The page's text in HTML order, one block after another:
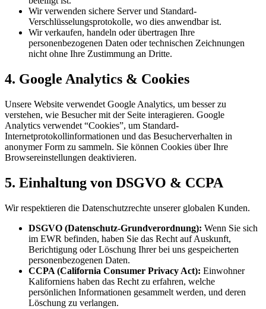
Wir verwenden sichere Server und Standard-
Verschlüsselungsprotokolle, wo dies anwendbar ist.
Wir verkaufen, handeln oder übertragen Ihre
personenbezogenen Daten oder technischen Zeichnungen
nicht ohne Ihre Zustimmung an Dritte.
4. Google Analytics & Cookies
Unsere Website verwendet Google Analytics, um besser zu
verstehen, wie Besucher mit der Seite interagieren. Google
Analytics verwendet “Cookies”, um Standard-
Internetprotokollinformationen und das Besucherverhalten in
anonymer Form zu sammeln. Sie können Cookies über Ihre
Browsereinstellungen deaktivieren.
5. Einhaltung von DSGVO & CCPA
Wir respektieren die Datenschutzrechte unserer globalen Kunden.
DSGVO (Datenschutz-Grundverordnung): Wenn Sie sich
im EWR befinden, haben Sie das Recht auf Auskunft,
Berichtigung oder Löschung Ihrer bei uns gespeicherten
personenbezogenen Daten.
CCPA (California Consumer Privacy Act): Einwohner
Kaliforniens haben das Recht zu erfahren, welche
persönlichen Informationen gesammelt werden, und deren
Löschung zu verlangen.